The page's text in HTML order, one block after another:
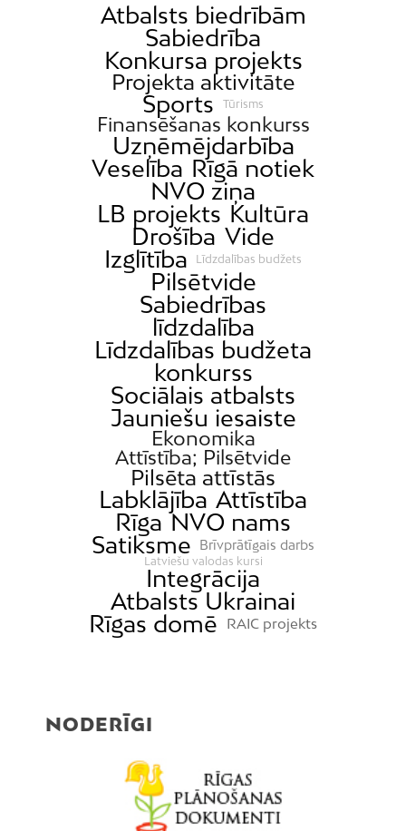
Atbalsts biedrībām
Sabiedrība
Konkursa projekts
Projekta aktivitāte
Sports Tūrisms
Finansēšanas konkurss
Uzņēmējdarbība
Veselība Rīgā notiek
NVO ziņa
LB projekts Kultūra
Drošība Vide
Izglītība
Līdzdalības budžets
Pilsētvide
Sabiedrības
līdzdalība
Līdzdalības budžeta
konkurss
Sociālais atbalsts
Jauniešu iesaiste
Ekonomika
Attīstība; Pilsētvide
Pilsēta attīstās
Labklājība Attīstība
Rīga NVO nams
Satiksme
Brīvprātīgais darbs
Latviešu valodas kursi
Integrācija
Atbalsts Ukrainai
Rīgas domē
RAIC projekts
NODERĪGI